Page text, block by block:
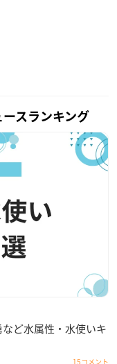
スランキング
ど水属性・水使いキ
15コメント